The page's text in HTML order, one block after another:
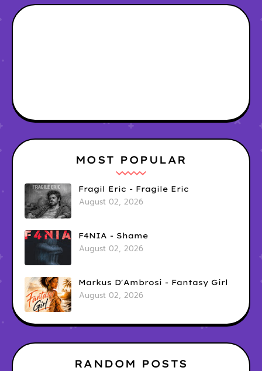
MOST POPULAR
Fragil Eric - Fragile Eric
August 02, 2026
F4NIA - Shame
August 02, 2026
Markus D'Ambrosi - Fantasy Girl
August 02, 2026
RANDOM POSTS